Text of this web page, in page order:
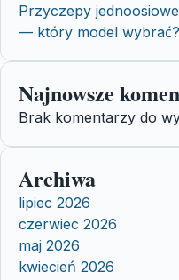
Przyczepy
— który model wybrać?
Najnowsze
Brak komentarzy do
Archiwa
lipiec 2026
czerwiec 2026
maj 2026
kwiecień 2026